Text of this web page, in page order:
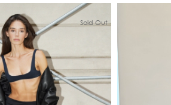
Sold Out